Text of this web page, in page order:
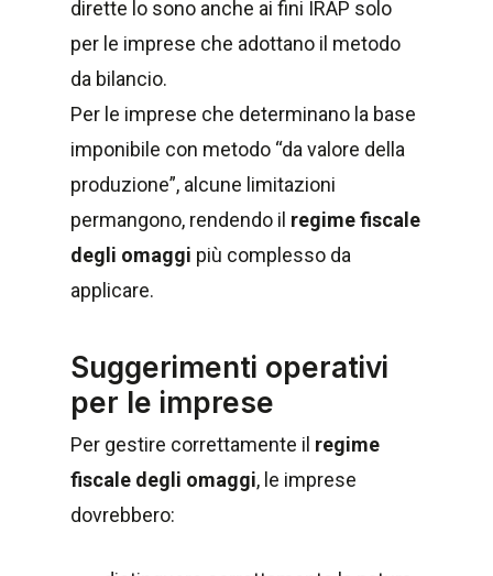
dirette lo sono anche ai fini IRAP solo
per le imprese che adottano il metodo
da bilancio.
Per le imprese che determinano la base
imponibile con metodo “da valore della
produzione”, alcune limitazioni
permangono, rendendo il regime fiscale
degli omaggi più complesso da
applicare.
Suggerimenti operativi
per le imprese
Per gestire correttamente il regime
fiscale degli omaggi, le imprese
dovrebbero: